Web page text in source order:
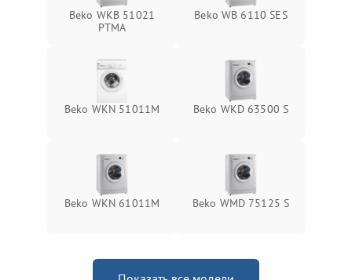
Beko WKB 51021
PTМА
Beko WB 6110 SES
Beko WKN 51011M Beko WKD 63500 S
Beko WKN 61011M Beko WMD 75125 S